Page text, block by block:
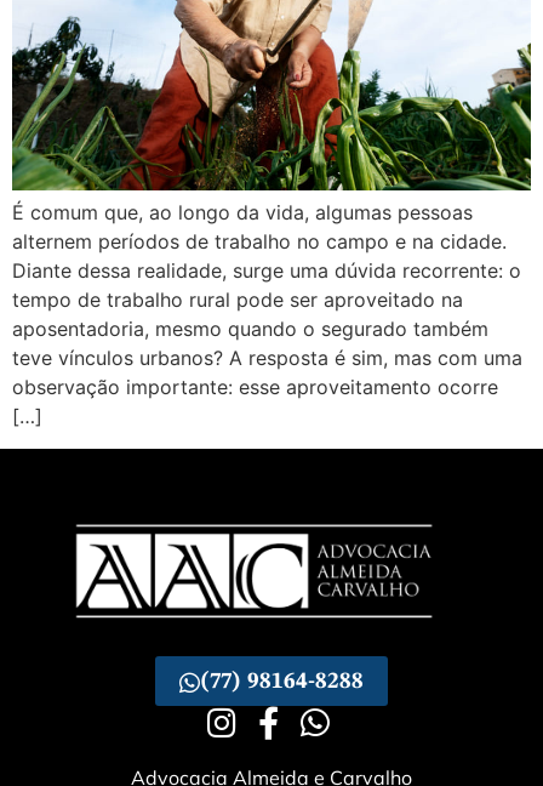
É comum que, ao longo da vida, algumas pessoas
alternem períodos de trabalho no campo e na cidade.
Diante dessa realidade, surge uma dúvida recorrente: o
tempo de trabalho rural pode ser aproveitado na
aposentadoria, mesmo quando o segurado também
teve vínculos urbanos? A resposta é sim, mas com uma
observação importante: esse aproveitamento ocorre
[…]
(77) 98164-8288
Advocacia Almeida e Carvalho